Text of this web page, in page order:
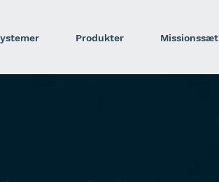
Produkter Missionssæt